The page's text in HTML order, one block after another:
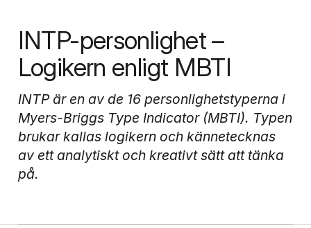
INTP-personlighet –
Logikern enligt MBTI
INTP är en av de 16 personlighetstyperna i
Myers-Briggs Type Indicator (MBTI). Typen
brukar kallas logikern och kännetecknas
av ett analytiskt och kreativt sätt att tänka
på.